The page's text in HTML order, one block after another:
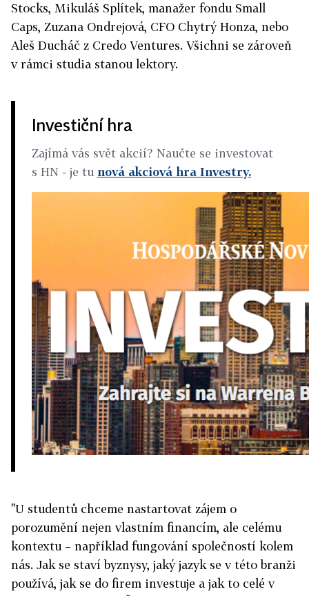
Stocks, Mikuláš Splítek, manažer fondu Small
Caps, Zuzana Ondrejová, CFO Chytrý Honza, nebo
Aleš Ducháč z Credo Ventures. Všichni se zároveň
v rámci studia stanou lektory.
Investiční hra
Zajímá vás svět akcií? Naučte se investovat
s HN - je tu nová akciová hra Investry.
"U studentů chceme nastartovat zájem o
porozumění nejen vlastním financím, ale celému
kontextu – například fungování společností kolem
nás. Jak se staví byznysy, jaký jazyk se v této branži
používá, jak se do firem investuje a jak to celé v